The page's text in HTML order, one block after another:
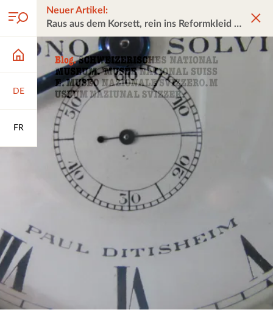
DE
FR
Neuer Artikel:
Raus aus dem Korsett, rein ins Reformkleid